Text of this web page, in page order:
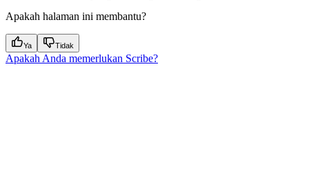
Apakah halaman ini membantu?
Ya Tidak
Apakah Anda memerlukan Scribe?